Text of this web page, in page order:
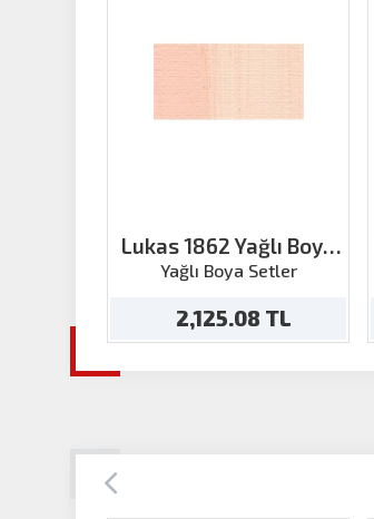
Lukas 1862 Yağlı Boya
Ten Rengi 200ml
Yağlı Boya Setler
2,125.08 TL